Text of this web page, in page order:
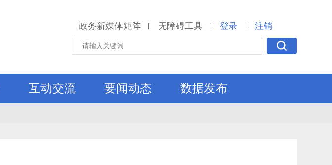
政务新媒体矩阵 | 无障碍工具 | 登录 | 注销
互动交流 要闻动态 数据发布